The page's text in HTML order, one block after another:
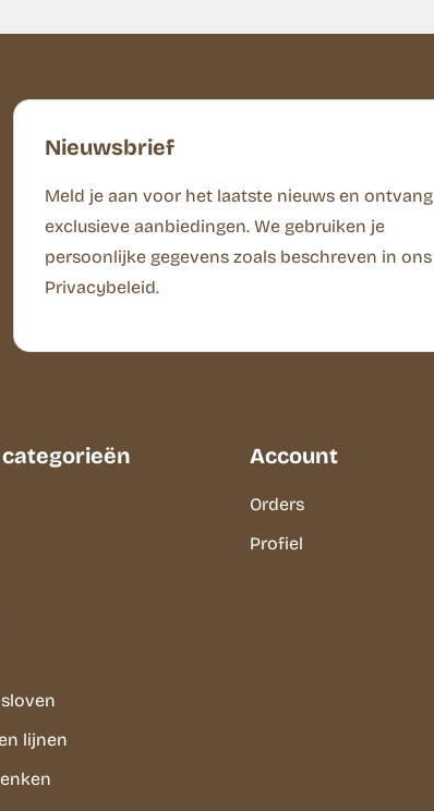
Nieuwsbrief
Meld je aan voor het laatste nieuws en ontvang
exclusieve aanbiedingen. We gebruiken je
persoonlijke gegevens zoals beschreven in ons
Privacybeleid.
lijnen
Account
Orders
Profiel